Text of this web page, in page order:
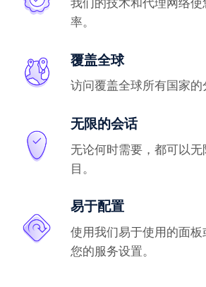
率。
覆盖全球
访问覆盖全球所有国家的
无限的会话
无论何时需要，都可以
目。
易于配置
使用我们易于使用的面
您的服务设置。